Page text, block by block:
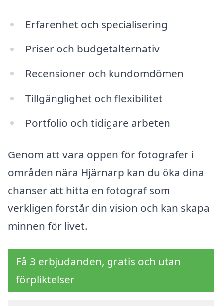
Erfarenhet och specialisering
Priser och budgetalternativ
Recensioner och kundomdömen
Tillgänglighet och flexibilitet
Portfolio och tidigare arbeten
Genom att vara öppen för fotografer i
områden nära Hjärnarp kan du öka dina
chanser att hitta en fotograf som
verkligen förstår din vision och kan skapa
minnen för livet.
Få 3 erbjudanden, gratis och utan
förpliktelser